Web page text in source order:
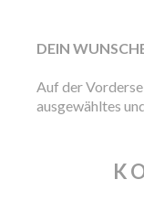
DEIN
Auf der
ausgewähltes